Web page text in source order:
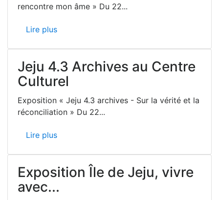
rencontre mon âme » Du 22...
Lire plus
Jeju 4.3 Archives au Centre
Culturel
Exposition « Jeju 4.3 archives - Sur la vérité et la
réconciliation » Du 22...
Lire plus
Exposition Île de Jeju, vivre
avec...